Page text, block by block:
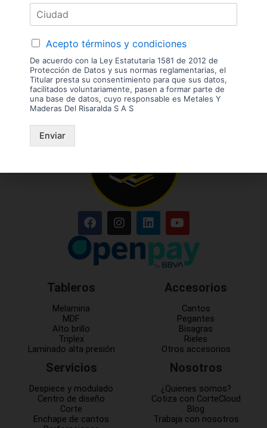
Tableros
Melamina
MDF
Alto brillo
Triplex
Laminado alta presión
Servicios
Despiece y modulado
Centro de diseño
Corte
Enchape de cantos
Accesorios
Cantos
Pegantes
Bisagras
Rieles
Otros accesorios
Nosotros
¿Quienes somos?
Cotiza con CorteCloud
Blog
Trabaja con nosotros
Acepto términos y condiciones
De acuerdo con la Ley Estatutaria 1581 de 2012 de
Protección de Datos y sus normas reglamentarias, el
Titular presta su consentimiento para que sus datos,
facilitados voluntariamente, pasen a formar parte de
una base de datos, cuyo responsable es Metales Y
Maderas Del Risaralda S A S
Enviar